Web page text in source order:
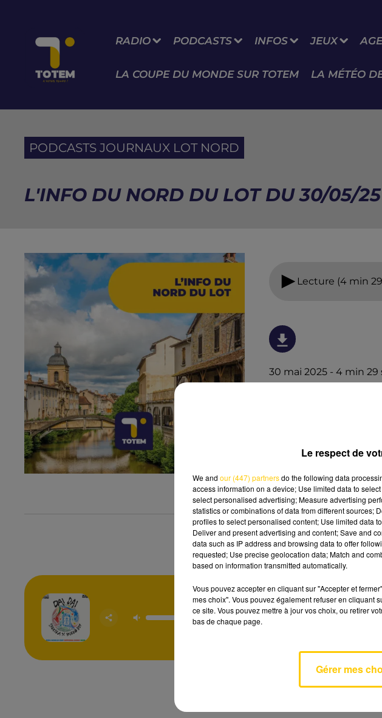
RADIO PODCASTS INFOS JEUX
LA COUPE DU MONDE SUR TOTEM LA MÉTÉO
PODCASTS JOURNAUX LOT NORD
L'INFO DU NORD DU LOT DU 30/05/
Lecture (4 min
30 mai 2025 - 4 min 29
Ecoutez sur Totem
Nord du Lot et le pays
nos journalistes sur le
Dai Dai
SHAKIRA &
BURNA BOY
AVEYRON
Le respect de
We and our (447) partnersdo the following data
access information on a device; Use limited data to
select personalised advertising; Measure advertising
statistics or combinations of data from different sources;
profiles to select personalised content; Use limited data
Deliver and present advertising and content; Save and
data such as IP address and browsing data to offer
requested; Use precise geolocation data; Match and
based on information transmitted automatically.
Vous pouvez accepter en cliquant sur "Accepter et
mes choix". Vous pouvez également refuser en cliquant
ce site. Vous pouvez mettre à jour vos choix, ou retirer
bas de chaque page.
Gérer mes